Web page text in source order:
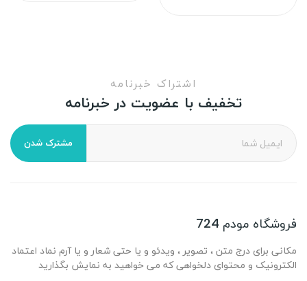
اشتراک خبرنامه
تخفیف با عضویت در خبرنامه
مشترک شدن
فروشگاه مودم 724
مکانی برای درج متن ، تصویر ، ویدئو و یا حتی شعار و یا آرم نماد اعتماد
الکترونیک و محتوای دلخواهی که می خواهید به نمایش بگذارید